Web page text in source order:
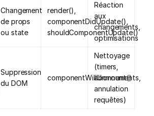
Changement
de props
ou state
render(),
componentDidUpdate(),
shouldComponentUpdate()
Réaction
aux
changements,
optimisations
Suppression
du DOM
componentWillUnmount()
Nettoyage
(timers,
abonnements,
annulation
requêtes)